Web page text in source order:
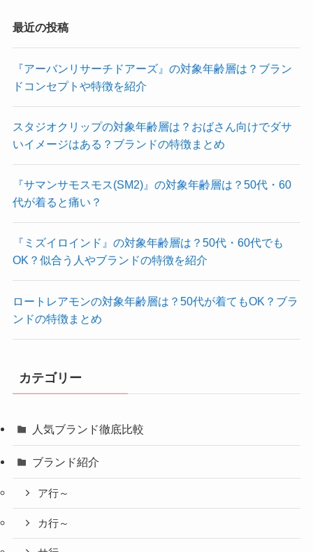
最近の投稿
『アーバンリサーチドアーズ』の対象年齢層は？ブラン
ドコンセプトや特徴を紹介
スタジオクリップの対象年齢層は？おばさん向けでダサ
いイメージはある？ブランドの特徴まとめ
『サマンサモスモス(SM2)』の対象年齢層は？50代・60
代が着ると痛い？
『ミズイロインド』の対象年齢層は？50代・60代でも
OK？似合う人やブランドの特徴を紹介
ロートレアモンの対象年齢層は？50代が着てもOK？ブラ
ンドの特徴まとめ
カテゴリー
人気ブランド徹底比較
ブランド紹介
ア行～
カ行～